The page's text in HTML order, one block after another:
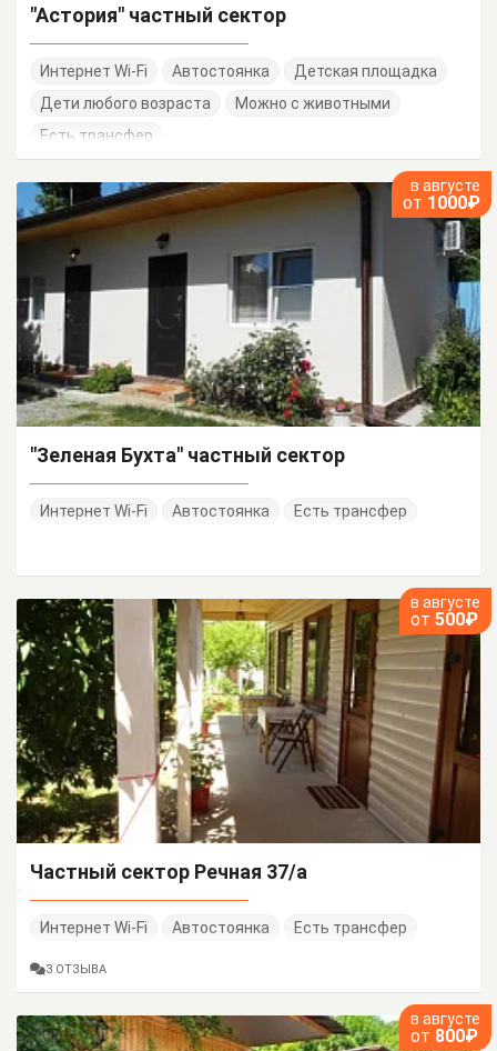
"Астория" частный сектор
Интернет Wi-Fi Автостоянка
Детская площадка
Дети любого возраста
Можно с животными
Есть трансфер
в августе
от 1000₽
"Зеленая Бухта" частный сектор
Интернет Wi-Fi Автостоянка Есть трансфер
в августе
от 500₽
Частный сектор Речная 37/а
Интернет Wi-Fi Автостоянка Есть трансфер
3 ОТЗЫВА
в августе
от 800₽